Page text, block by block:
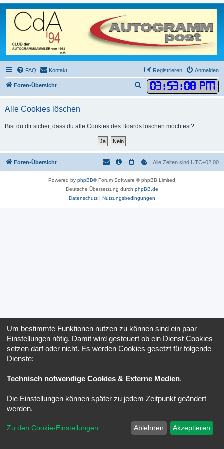
FAQ Kontakt Anmelden
Registrieren
Foren-Übersicht 03:53:08 PM
u
Alle Cookies löschen
Bist du dir sicher, dass du alle Cookies des Boards löschen möchtest?
Foren-Übersicht Alle Zeiten sind UTC+02:00
Powered by phpBB® Forum Software © phpBB Limited
Deutsche Übersetzung durch phpBB.de
Datenschutz| Nutzungsbedingungen
Um bestimmte Funktionen nutzen zu können sind ein paar
Einstellungen nötig. Damit wird gesteuert ob ein Dienst Cookies
setzen darf oder nicht. Es werden Cookies gesetzt für folgende
Dienste:
Technisch notwendige Cookies & Externe Medien.
Die Einstellungen können später zu jedem Zeitpunkt geändert
werden.
Zu den Cookie-Einstellungen Ablehnen Akzeptieren